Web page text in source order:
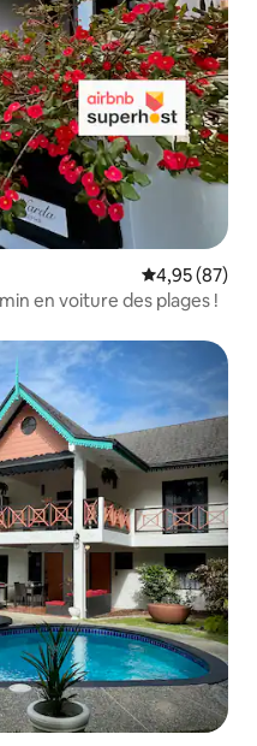
Note
4,95 (87)
en voiture des plages !